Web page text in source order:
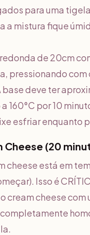
para uma
a mistura fique
de 20cm
pressionando com
deve ter
160°C por 10
esfriar enquanto
Cheese (20
cheese está em
Isso é
cream cheese